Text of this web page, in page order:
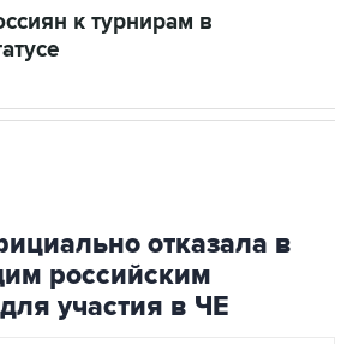
к турнирам в
отказала в
российским
участия в ЧЕ